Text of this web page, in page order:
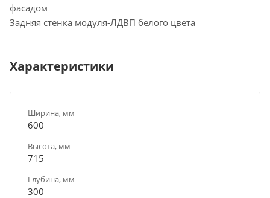
фасадом
Задняя стенка модуля-ЛДВП белого цвета
Характеристики
Ширина, мм
600
Высота, мм
715
Глубина, мм
300